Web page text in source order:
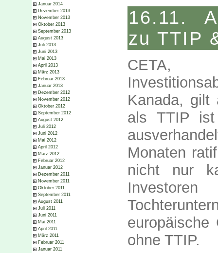
Januar 2014
Dezember 2013
November 2013
Oktober 2013
September 2013
August 2013
Juli 2013
Juni 2013
Mai 2013
April 2013
März 2013
Februar 2013
Januar 2013
Dezember 2012
November 2012
Oktober 2012
September 2012
August 2012
Juli 2012
Juni 2012
Mai 2012
April 2012
März 2012
Februar 2012
Januar 2012
Dezember 2011
November 2011
Oktober 2011
September 2011
August 2011
Juli 2011
Juni 2011
Mai 2011
April 2011
März 2011
Februar 2011
Januar 2011
16.11.
zu TTIP
CETA,
Kanada, gilt
als TTIP ist
Monaten
nicht nur
ohne TTIP.